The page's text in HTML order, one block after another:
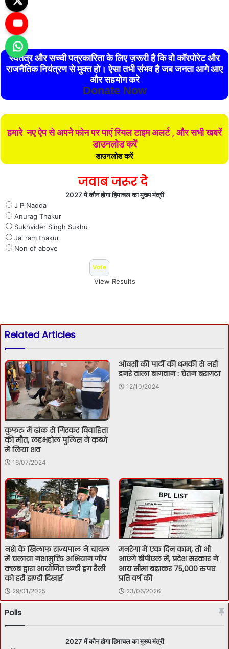
स्वतंत्र और सच्ची पत्रकारिता के लिए ज़रूरी है कि वो कॉरपोरेट और
राजनैतिक नियंत्रण से मुक्त हो। ऐसा तभी संभव है जब जनता आगे आए
और सहयोग करे
Donate Now
हमारे नए ऐप से अपने फोन पर पाएं रियल टाइम अलर्ट , और सभी खबरें
डाउनलोड करें
डाउनलोड करें
जवाब जरूर दे
2027 में कौन होगा हिमाचल का मुख्य मंत्री
J P Nadda
Anurag Thakur
Sukhvider Singh Sukhu
Jai ram thakur
Non of above
View Results
Related Articles
कुफरु में ढांक से गिरकर विवाहिता
की मौत, लडभड़ोल पुलिस ने कब्जे
में लिया शव
16/07/2024
औवसी की पार्टी की धमकी से नही
डनरे वाला बागवान : चेतन बरागटा
12/10/2024
नशे के खिलाफ राज्यपाल ने चायल
में चलाया नशामुक्ति अभियान जीप
क्लब द्वारा आयोजित एन्टी ड्रग रैली
को हरी झण्डी दिखाई
29/01/2025
मनरेगा में एक दिन काम, तो भी
आएंगे बीपीएल में, प्रदेश सरकार ने
आय सीमा बढ़ाकर 75,000 रुपए
प्रति वर्ष की
23/06/2026
Polls
2027 में कौन होगा हिमाचल का मुख्य मंत्री